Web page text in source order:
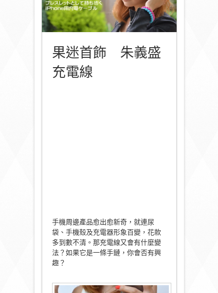
果迷首飾 朱義盛
充電線
手機周邊產品愈出愈新奇，就連尿
袋、手機殼及充電器形象百變，花款
多到數不清。那充電線又會有什麼變
法？如果它是一條手鏈，你會否有興
趣？